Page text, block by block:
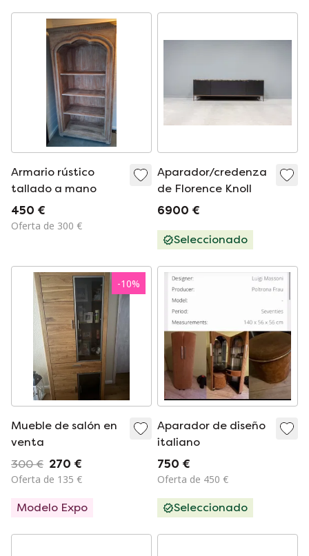
basalto.
Armario rústico
tallado a mano
450 €
Oferta de 300 €
Aparador/credenza
de Florence Knoll
6900 €
Seleccionado
-10%
Mueble de salón en
venta
300 € 270 €
Oferta de 135 €
Modelo Expo
Aparador de diseño
italiano
750 €
Oferta de 450 €
Seleccionado